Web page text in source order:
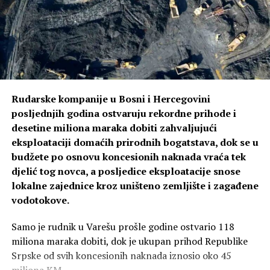
Marinko Božović (SDS), koji je istakao da veliki broj
građana pokazuje koliko je ova tema važna za stanovnike
Republike Srpske.
– Ako država želi da sluša svoj narod, onda mora
pokazati više humanosti prema onima kojima su lijekovi i
medicinska pomagala neophodni. Danas smo svjedoci da
mnogi građani traže da im neko iz Srbije ili Crne Gore
donese lijekove, jer su tamo značajno jeftiniji nego kod
nas – kazao je Božović.
On je naglasio da inicijativa predviđa nultu stopu PDV-a
na lijekove i ortopedska pomagala, smanjenje PDV-a na
osnovne životne namirnice, te poručio da svaki nosilac
vlasti koji ne podrži izmjene zakona radi protiv interesa
građana Republike Srpske.
Rudarske kompanije u Bosni i Hercegovini
posljednjih godina ostvaruju rekordne prihode i
desetine miliona maraka dobiti zahvaljujući
eksploataciji domaćih prirodnih bogatstava, dok se u
budžete po osnovu koncesionih naknada vraća tek
djelić tog novca, a posljedice eksploatacije snose
lokalne zajednice kroz uništeno zemljište i zagađene
vodotokove.
Samo je rudnik u Varešu prošle godine ostvario 118
miliona maraka dobiti, dok je ukupan prihod Republike
Srpske od svih koncesionih naknada iznosio oko 45